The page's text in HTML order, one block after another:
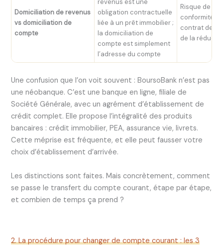
Domiciliation de revenus
vs domiciliation de
compte
revenus est une
obligation contractuelle
liée à un prêt immobilier ;
la domiciliation de
compte est simplement
l’adresse du compte
Risque de
conformité
contrat de
de la
Une confusion que l’on voit souvent : BoursoBank n’est pas
une néobanque. C’est une banque en ligne, filiale de
Société Générale, avec un agrément d’établissement de
crédit complet. Elle propose l’intégralité des produits
bancaires : crédit immobilier, PEA, assurance vie, livrets.
Cette méprise est fréquente, et elle peut fausser votre
choix d’établissement d’arrivée.
Les distinctions sont faites. Mais concrètement, comment
se passe le transfert du compte courant, étape par étape,
et combien de temps ça prend ?
2. La procédure pour changer de compte courant : les 3